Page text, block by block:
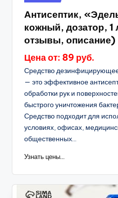
в
Антисептик,
кожный, дозатор, 1
отзывы, описание)
Цена от: 89 руб.
Средство
— это эффективное
обработки рук и
быстрого уничтожения
Средство подходит для
условиях, офисах,
общественных...
Узнать цены...